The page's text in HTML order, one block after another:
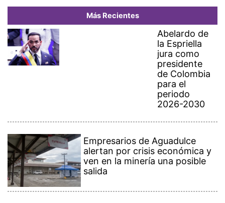
Más Recientes
Abelardo de
la Espriella
jura como
presidente
de Colombia
para el
periodo
2026-2030
Empresarios de Aguadulce
alertan por crisis económica y
ven en la minería una posible
salida